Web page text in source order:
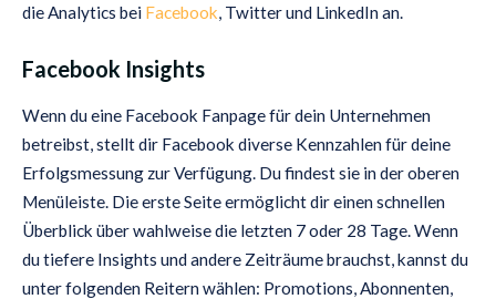
die Analytics bei Facebook, Twitter und LinkedIn an.
Facebook Insights
Wenn du eine Facebook Fanpage für dein Unternehmen
betreibst, stellt dir Facebook diverse Kennzahlen für deine
Erfolgsmessung zur Verfügung. Du findest sie in der oberen
Menüleiste. Die erste Seite ermöglicht dir einen schnellen
Überblick über wahlweise die letzten 7 oder 28 Tage. Wenn
du tiefere Insights und andere Zeiträume brauchst, kannst du
unter folgenden Reitern wählen: Promotions, Abonnenten,